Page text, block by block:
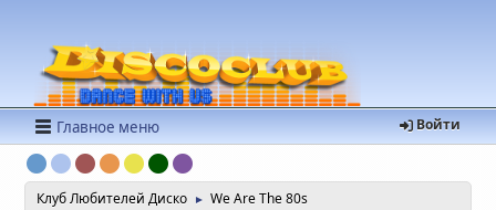
Войти
Главное меню
Клуб Любителей Диско ► We Are The 80s